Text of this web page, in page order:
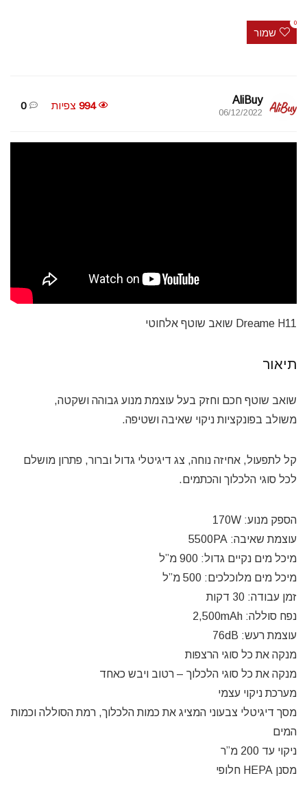
שמור
0
AliBuy
06/12/2022
994 צפיות 0
Dreame H11 שואב שוטף אלחוטי
תיאור
שואב שוטף חכם וחזק בעל עוצמת מנוע גבוהה ושקטה,
משולב בפונקציות ניקוי שאיבה ושטיפה.
קל לתפעול, אחיזה נוחה, צג דיגיטלי גדול וברור, פתרון מושלם
לכל סוגי הלכלוך והכתמים.
הספק מנוע: 170W
עוצמת שאיבה: 5500PA
מיכל מים נקיים גדול: 900 מ”ל
מיכל מים מלוכלכים: 500 מ”ל
זמן עבודה: 30 דקות
נפח סוללה: 2,500mAh
עוצמת רעש: 76dB
מנקה את כל סוגי הרצפות
מנקה את כל סוגי הלכלוך – רטוב ויבש כאחד
מערכת ניקוי עצמי
מסך דיגיטלי צבעוני המציג את כמות הלכלוך, רמת הסוללה וכמות
המים
ניקוי עד 200 מ”ר
מסנן HEPA חלופי